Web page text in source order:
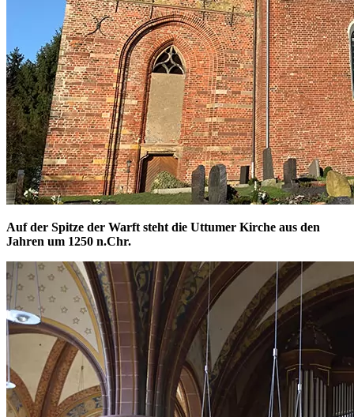
Auf der Spitze der Warft steht die Uttumer Kirche aus den
Jahren um 1250 n.Chr.